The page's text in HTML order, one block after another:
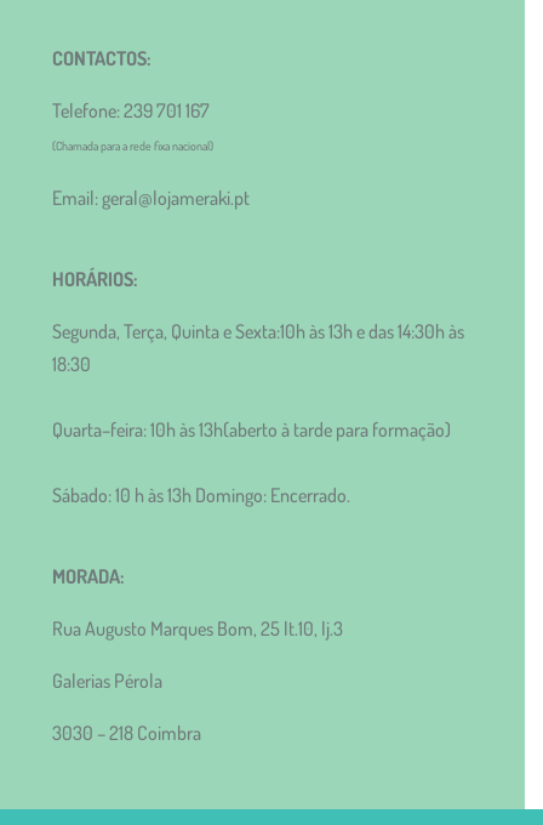
CONTACTOS:
Telefone: 239 701 167
(Chamada para a rede fixa nacional)
Email: geral@lojameraki.pt
HORÁRIOS:
Segunda, Terça, Quinta e Sexta:10h às 13h e das 14:30h às
18:30
Quarta–feira: 10h às 13h(aberto à tarde para formação)
Sábado: 10 h às 13h Domingo: Encerrado.
MORADA:
Rua Augusto Marques Bom, 25 lt.10, lj.3
Galerias Pérola
3030 – 218 Coimbra